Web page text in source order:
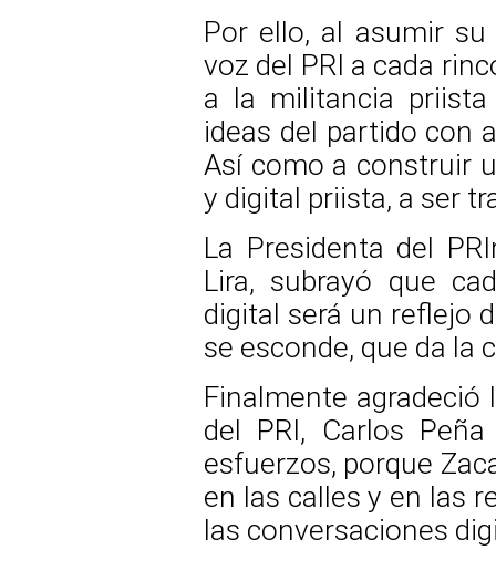
Por ello, al asumir
voz del PRI a cada
a la militancia
ideas del partido con
Así como a construir
y digital priista, a ser
La Presidenta del
Lira, subrayó que
digital será un reflejo
se esconde, que da la
Finalmente
del PRI, Carlos
esfuerzos, porque
en las calles y en las
las conversaciones